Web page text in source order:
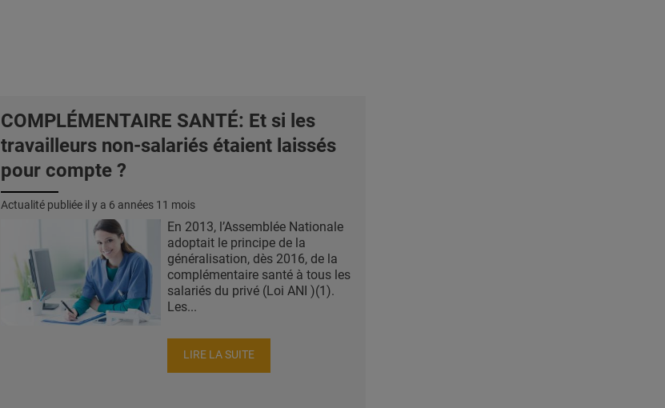
COMPLÉMENTAIRE SANTÉ: Et si les
travailleurs non-salariés étaient laissés
pour compte ?
Actualité publiée il y a 6 années 11 mois
En 2013, l’Assemblée Nationale
adoptait le principe de la
généralisation, dès 2016, de la
complémentaire santé à tous les
salariés du privé (Loi ANI )(1).
Les...
LIRE LA SUITE